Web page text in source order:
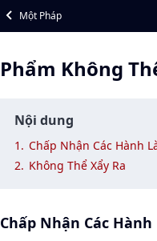
Một Pháp
Phẩm Không
Nội dung
1. Chấp Nhận Các Hành
2. Không Thể Xẩy Ra
Chấp Nhận Các